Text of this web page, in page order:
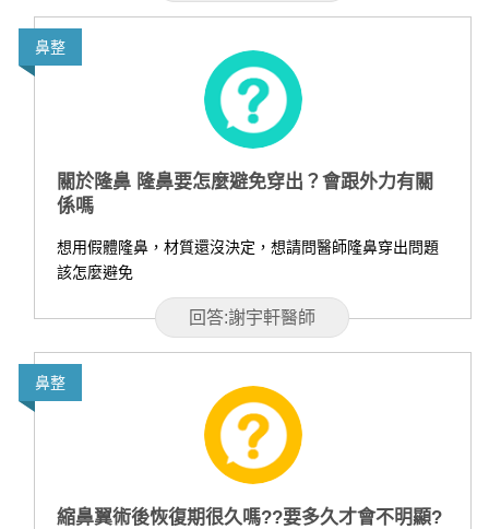
鼻整
關於隆鼻 隆鼻要怎麼避免穿出？會跟外力有關
係嗎
想用假體隆鼻，材質還沒決定，想請問醫師隆鼻穿出問題
該怎麼避免
回答:謝宇軒醫師
鼻整
縮鼻翼術後恢復期很久嗎??要多久才會不明顯?